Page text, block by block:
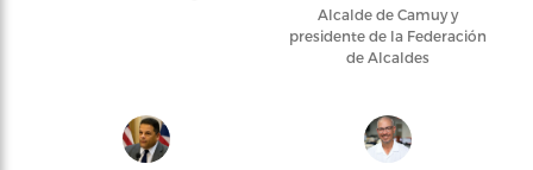
Alcalde de Camuy y
presidente de la Federación
de Alcaldes